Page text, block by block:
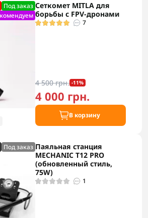
Под заказ Сеткомет MITLA для
борьбы с FPV-дронами
7
4 500 грн. -11%
4 000 грн.
В корзину
Под заказ Паяльная станция
MECHANIC T12 PRO
(обновленный стиль,
75W)
1